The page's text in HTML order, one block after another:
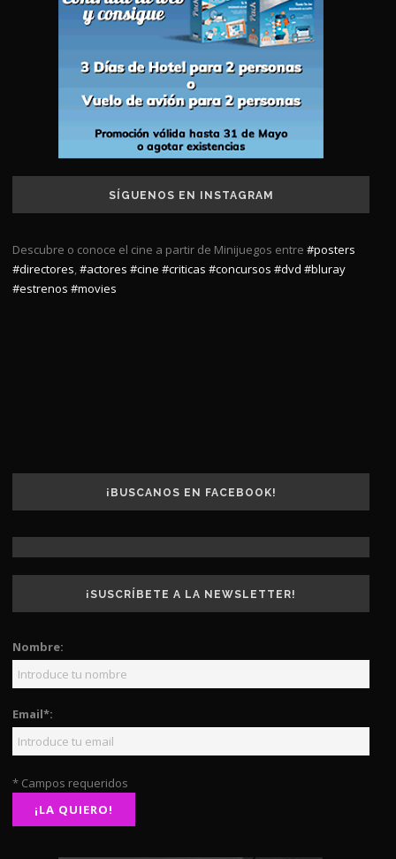
SÍGUENOS EN INSTAGRAM
Descubre o conoce el cine a partir de Minijuegos entre #posters
#directores,#actores #cine #criticas #concursos #dvd #bluray
#estrenos #movies
¡BUSCANOS EN FACEBOOK!
¡SUSCRÍBETE A LA NEWSLETTER!
Nombre:
Email*:
* Campos requeridos